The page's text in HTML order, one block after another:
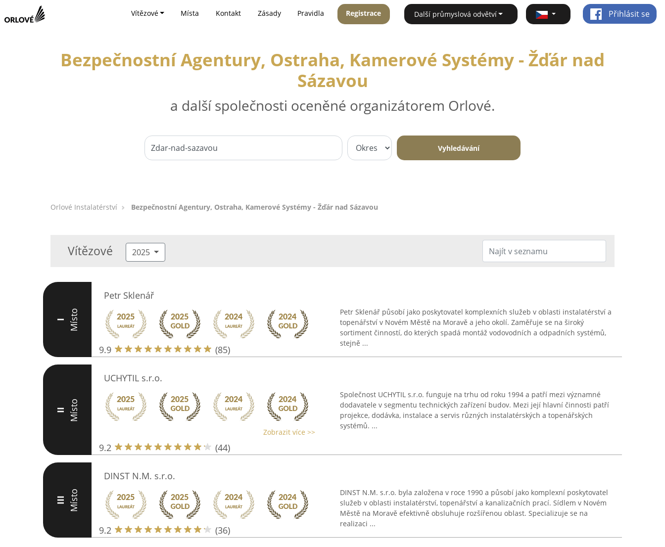
Vítězové Místa Kontakt Zásady Pravidla Registrace Další průmyslová odvětví Přihlásit se
Bezpečnostní Agentury, Ostraha, Kamerové Systémy - Žďár nad
Sázavou
a další společnosti oceněné organizátorem Orlové.
Vyhledávání
Orlové Instalatérství Bezpečnostní Agentury, Ostraha, Kamerové Systémy - Žďár nad Sázavou
Vítězové 2025
I Místo
Petr Sklenář
9.9 (85)
Petr Sklenář působí jako poskytovatel komplexních služeb v oblasti instalatérství a
topenářství v Novém Městě na Moravě a jeho okolí. Zaměřuje se na široký
sortiment činností, do kterých spadá montáž vodovodních a odpadních systémů,
stejně ...
II Místo
UCHYTIL s.r.o.
Zobrazit více >>
9.2 (44)
Společnost UCHYTIL s.r.o. funguje na trhu od roku 1994 a patří mezi významné
dodavatele v segmentu technických zařízení budov. Mezi její hlavní činnosti patří
projekce, dodávka, instalace a servis různých instalatérských a topenářských
systémů. ...
III Místo
DINST N.M. s.r.o.
9.2 (36)
DINST N.M. s.r.o. byla založena v roce 1990 a působí jako komplexní poskytovatel
služeb v oblasti instalatérství, topenářství a kanalizačních prací. Sídlem v Novém
Městě na Moravě efektivně obsluhuje rozšířenou oblast. Specializuje se na
realizaci ...